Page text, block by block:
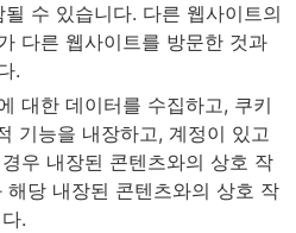
수 있습니다. 다른 웹사이트의
다른 웹사이트를 방문한 것과
.
대한 데이터를 수집하고, 쿠키
기능을 내장하고, 계정이 있고
우 내장된 콘텐츠와의 상호 작
당 내장된 콘텐츠와의 상호 작
.